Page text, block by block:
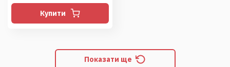
Купити
Показати ще